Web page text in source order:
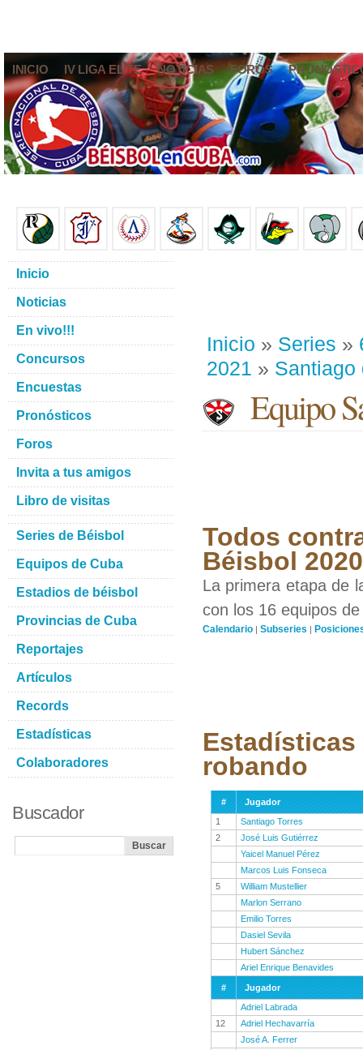
INICIO IV LIGA ELITE NOTICIAS FOROS
Inicio » Series »
2021 » Santiago
Equipo
Todos
Béisbol
La primera etapa de
con los 16 equipos
Calendario | Subseries |
robando
#
Jugador
1
Santiago Torres
2
José Luis Gutiérrez
Yaicel Manuel Pérez
Marcos Luis Fonseca
5
William Mustellier
Marlon Serrano
Emilio Torres
Dasiel Sevila
Hubert Sánchez
Ariel Enrique Benavides
#
Jugador
Adriel Labrada
12
Adriel Hechavarría
José A. Ferrer
Inicio
Noticias
En vivo!!!
Concursos
Encuestas
Pronósticos
Foros
Invita a tus amigos
Libro de visitas
Series de Béisbol
Equipos de Cuba
Estadios de béisbol
Provincias de Cuba
Reportajes
Artículos
Records
Estadísticas
Colaboradores
Buscador